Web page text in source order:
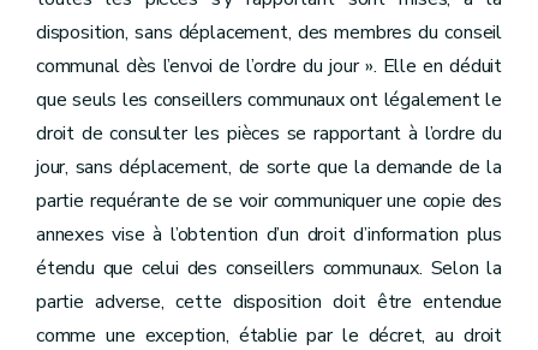
disposition, sans déplacement, des membres du conseil
communal dès l’envoi de l’ordre du jour ». Elle en déduit
que seuls les conseillers communaux ont légalement le
droit de consulter les pièces se rapportant à l’ordre du
jour, sans déplacement, de sorte que la demande de la
partie requérante de se voir communiquer une copie des
annexes vise à l’obtention d’un droit d’information plus
étendu que celui des conseillers communaux. Selon la
partie adverse, cette disposition doit être entendue
comme une exception, établie par le décret, au droit